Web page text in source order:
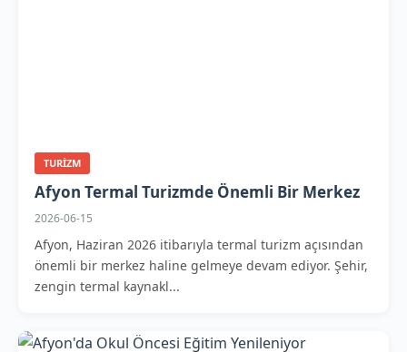
TURIZM
Afyon Termal Turizmde Önemli Bir Merkez
2026-06-15
Afyon, Haziran 2026 itibarıyla termal turizm açısından
önemli bir merkez haline gelmeye devam ediyor. Şehir,
zengin termal kaynakl...